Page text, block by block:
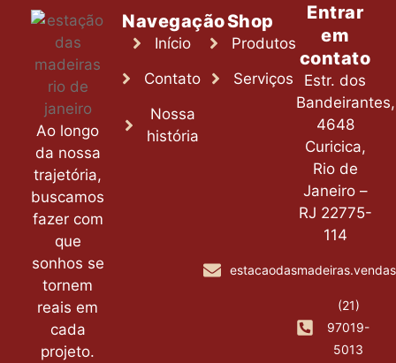
Ao longo
da nossa
trajetória,
buscamos
fazer com
que
sonhos se
tornem
reais em
cada
projeto.
Navegação
Início
Contato
Nossa
história
Shop
Produtos
Serviços
Entrar
em
contato
Estr. dos
Bandeirantes,
4648
Curicica,
Rio de
Janeiro –
RJ 22775-
114
(21)
97019-
5013